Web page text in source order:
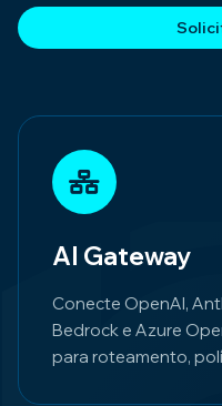
AI Gateway
Conecte OpenAI,
Bedrock e Azure
para roteamento,